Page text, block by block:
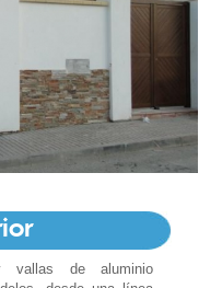
vallas de aluminio